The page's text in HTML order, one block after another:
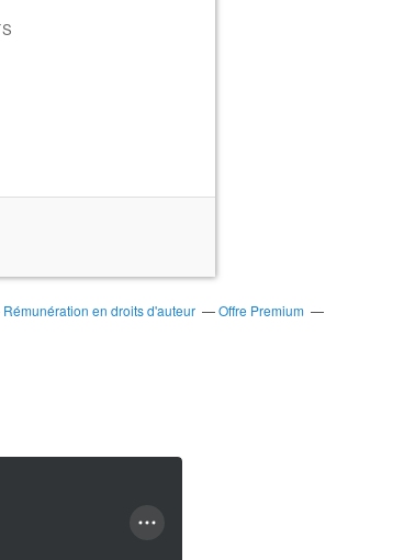
Rémunération en droits d'auteur
Offre Premium